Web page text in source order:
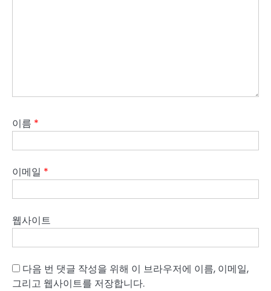
이름 *
이메일 *
웹사이트
다음 번 댓글 작성을 위해 이 브라우저에 이름, 이메일,
그리고 웹사이트를 저장합니다.